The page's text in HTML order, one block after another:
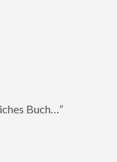
Buch…“